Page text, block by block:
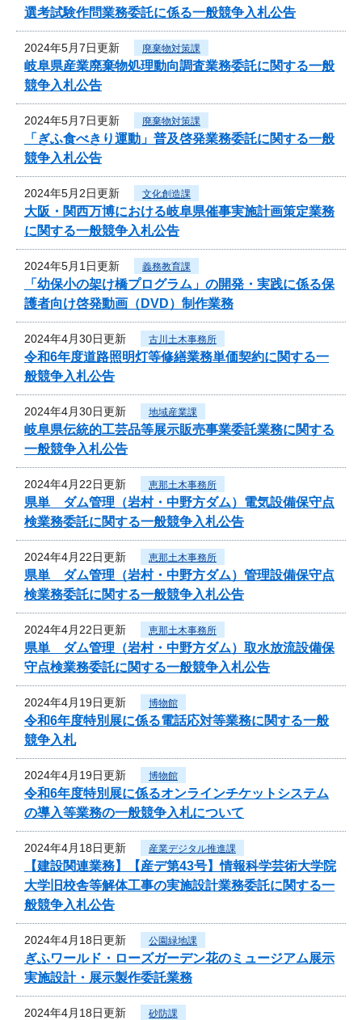
選考試験作問業務委託に係る一般競争入札公告
2024年5月7日更新 廃棄物対策課
岐阜県産業廃棄物処理動向調査業務委託に関する一般
競争入札公告
2024年5月7日更新 廃棄物対策課
「ぎふ食べきり運動」普及啓発業務委託に関する一般
競争入札公告
2024年5月2日更新 文化創造課
大阪・関西万博における岐阜県催事実施計画策定業務
に関する一般競争入札公告
2024年5月1日更新 義務教育課
「幼保小の架け橋プログラム」の開発・実践に係る保
護者向け啓発動画（DVD）制作業務
2024年4月30日更新 古川土木事務所
令和6年度道路照明灯等修繕業務単価契約に関する一
般競争入札公告
2024年4月30日更新 地域産業課
岐阜県伝統的工芸品等展示販売事業委託業務に関する
一般競争入札公告
2024年4月22日更新 恵那土木事務所
県単 ダム管理（岩村・中野方ダム）電気設備保守点
検業務委託に関する一般競争入札公告
2024年4月22日更新 恵那土木事務所
県単 ダム管理（岩村・中野方ダム）管理設備保守点
検業務委託に関する一般競争入札公告
2024年4月22日更新 恵那土木事務所
県単 ダム管理（岩村・中野方ダム）取水放流設備保
守点検業務委託に関する一般競争入札公告
2024年4月19日更新 博物館
令和6年度特別展に係る電話応対等業務に関する一般
競争入札
2024年4月19日更新 博物館
令和6年度特別展に係るオンラインチケットシステム
の導入等業務の一般競争入札について
2024年4月18日更新 産業デジタル推進課
【建設関連業務】【産デ第43号】情報科学芸術大学院
大学旧校舎等解体工事の実施設計業務委託に関する一
般競争入札公告
2024年4月18日更新 公園緑地課
ぎふワールド・ローズガーデン花のミュージアム展示
実施設計・展示製作委託業務
2024年4月18日更新 砂防課